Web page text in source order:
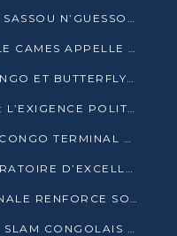
PRÉSIDENTIELLE 2026 : DENIS SASSOU N’GUESSO ANNONCE OFFICIELLEMENT SA CANDIDATURE
ENSEIGNEMENT SUPÉRIEUR : LE CAMES APPELLE À UNE UNIVERSITÉ AFRICAINE AXÉE SUR L’EMPLOYABILITÉ
BRAZZAVILLE : WIKIPÉDIA CONGO ET BUTTERFLY SCELLENT UN PARTENARIAT POUR STRUCTURER LE BÉNÉVOLAT NUMÉRIQUE
GOUVERNER PAR LA PREUVE : L’EXIGENCE POLITIQUE DU XXIᵉ SIÈCLE
EMPLOYABILITÉ DES JEUNES :CONGO TERMINAL S’ALLIE À L’ESCIC POUR RAPPROCHER L’ÉCOLE DU TERRAIN
MOUYONDZI, NOUVEAU LABORATOIRE D’EXCELLENCE PÉDAGOGIQUE AVEC L’ENFICE
SCIENCE : L’ACADÉMIE NATIONALE RENFORCE SON ÉQUIPE ET TRACE SA FEUILLE DE ROUTE 2026
CARDY YOUELO, LA VOIX DAU SLAM CONGOLAIS QUI INTERPELLE LE MONDE